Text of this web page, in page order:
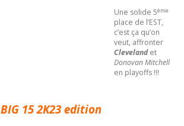
Une solide 5ème
place de l’EST,
c’est ça qu’on
veut, affronter
Cleveland et
Donovan Mitchell
en playoffs !!!
BIG 15 2K23 edition